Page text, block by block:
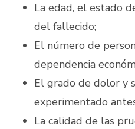
La edad, el estado
del fallecido;
El número de
dependencia
El grado de dolor y
experimentado
La calidad de las